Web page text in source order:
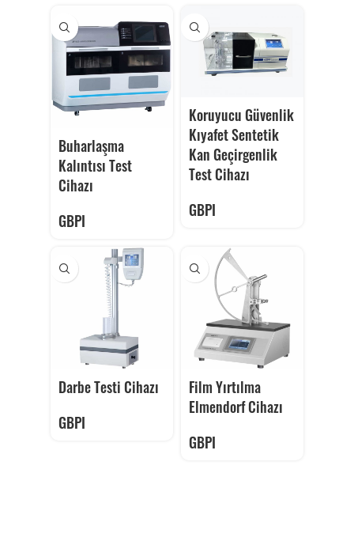
Buharlaşma
Kalıntısı Test
Cihazı
GBPI
Koruyucu Güvenlik
Kıyafet Sentetik
Kan Geçirgenlik
Test Cihazı
GBPI
Darbe Testi Cihazı
GBPI
Film Yırtılma
Elmendorf Cihazı
GBPI